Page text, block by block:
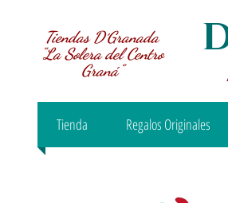
Tiendas D´Granada
"La Solera del Centro
Graná"
Tienda Regalos Originales